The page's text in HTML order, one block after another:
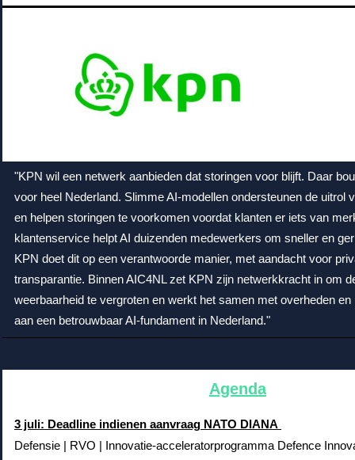
"KPN wil een netwerk aanbieden dat storingen voor blijft. Daar
voor heel Nederland. Slimme AI-modellen ondersteunen de uitrol
en helpen storingen te voorkomen voordat klanten er iets van
klantenservice helpt AI duizenden medewerkers om sneller en
KPN doet dit op een verantwoorde manier, met aandacht voor
transparantie. Binnen AIC4NL zet KPN zijn netwerkkracht in om
weerbaarheid te vergroten en werkt het samen met overheden en
aan een betrouwbaar AI-fundament in Nederland."
Agenda
3 juli: Deadline indienen aanvraag NATO DIANA
Defensie | RVO | Innovatie-acceleratorprogramma Defence